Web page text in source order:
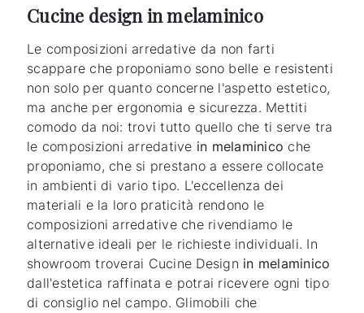
Cucine design in melaminico
Le composizioni arredative da non farti
scappare che proponiamo sono belle e resistenti
non solo per quanto concerne l'aspetto estetico,
ma anche per ergonomia e sicurezza. Mettiti
comodo da noi: trovi tutto quello che ti serve tra
le composizioni arredative in melaminico che
proponiamo, che si prestano a essere collocate
in ambienti di vario tipo. L'eccellenza dei
materiali e la loro praticità rendono le
composizioni arredative che rivendiamo le
alternative ideali per le richieste individuali. In
showroom troverai Cucine Design in melaminico
dall'estetica raffinata e potrai ricevere ogni tipo
di consiglio nel campo. Glimobili che